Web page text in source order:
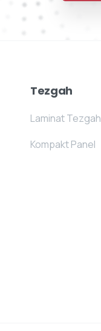
Tezgah
Laminat Tezgah
Kompakt Panel